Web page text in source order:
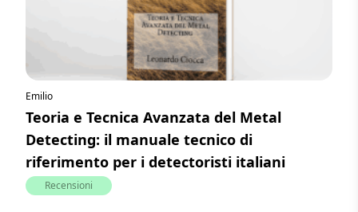
Emilio
Teoria e Tecnica Avanzata del Metal
Detecting: il manuale tecnico di
riferimento per i detectoristi italiani
Recensioni